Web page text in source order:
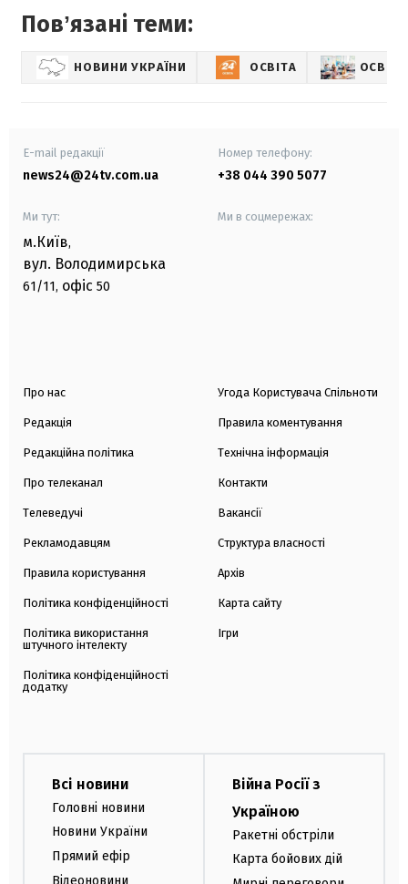
Повʼязані теми:
НОВИНИ УКРАЇНИ ОСВІТА
E-mail редакції
news24@24tv.com.ua
Номер телефону:
+38 044 390 5077
Ми тут:
м.Київ,
вул. Володимирська
61/11, офіс 50
Ми в соцмережах:
Про нас
Редакція
Редакційна політика
Про телеканал
Телеведучі
Рекламодавцям
Правила користування
Політика конфіденційності
Політика використання
штучного інтелекту
Політика конфіденційності
додатку
Угода Користувача Спільноти
Правила коментування
Технічна інформація
Контакти
Вакансії
Структура власності
Архів
Карта сайту
Ігри
Всі новини
Головні новини
Новини України
Прямий ефір
Відеоновини
Війна Росії з
Україною
Ракетні обстріли
Карта бойових дій